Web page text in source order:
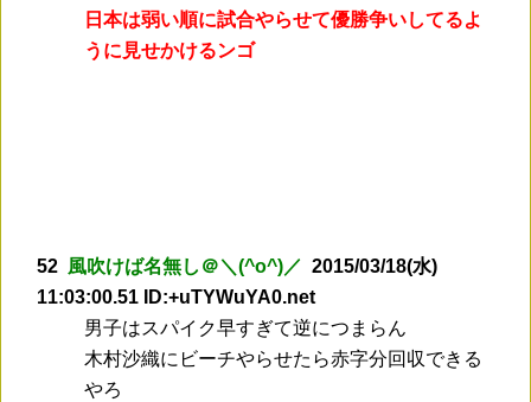
日本は弱い順に試合やらせて優勝争いしてるよ
うに見せかけるンゴ
52 風吹けば名無し＠＼(^o^)／ 2015/03/18(水)
11:03:00.51 ID:+uTYWuYA0.net
男子はスパイク早すぎて逆につまらん
木村沙織にビーチやらせたら赤字分回収できる
やろ